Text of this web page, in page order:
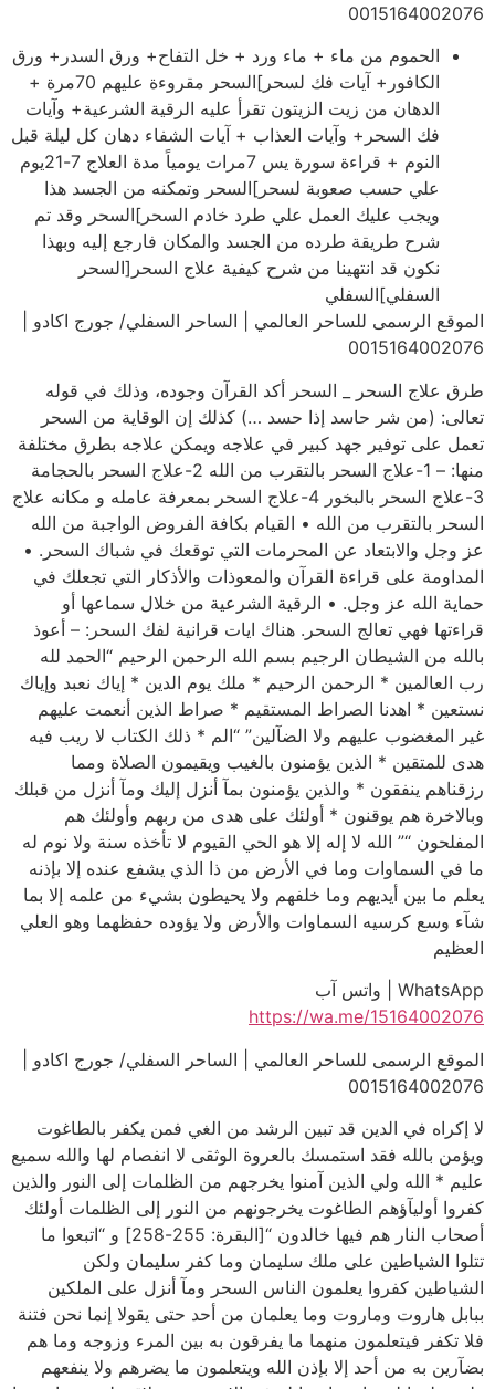
0015164002076
الحموم من ماء + ماء ورد + خل التفاح+ ورق السدر+ ورق
الكافور+ آيات فك لسحر]السحر مقروءة عليهم 70مرة +
الدهان من زيت الزيتون تقرأ عليه الرقية الشرعية+ وآيات
فك السحر+ وآيات العذاب + آيات الشفاء دهان كل ليلة قبل
النوم + قراءة سورة يس 7مرات يومياً مدة العلاج 7-21يوم
علي حسب صعوبة لسحر]السحر وتمكنه من الجسد هذا
ويجب عليك العمل علي طرد خادم السحر]السحر وقد تم
شرح طريقة طرده من الجسد والمكان فارجع إليه وبهذا
نكون قد انتهينا من شرح كيفية علاج السحر[السحر
السفلي]السفلي
الموقع الرسمى للساحر العالمي | الساحر السفلي/ جورج اكادو |
0015164002076
طرق علاج السحر _ السحر أكد القرآن وجوده، وذلك في قوله
تعالى: (من شر حاسد إذا حسد …) كذلك إن الوقاية من السحر
تعمل على توفير جهد كبير في علاجه ويمكن علاجه بطرق مختلفة
منها: – 1-علاج السحر بالتقرب من الله 2-علاج السحر بالحجامة
3-علاج السحر بالبخور 4-علاج السحر بمعرفة عامله و مكانه علاج
السحر بالتقرب من الله • القيام بكافة الفروض الواجبة من الله
عز وجل والابتعاد عن المحرمات التي توقعك في شباك السحر. •
المداومة على قراءة القرآن والمعوذات والأذكار التي تجعلك في
حماية الله عز وجل. • الرقية الشرعية من خلال سماعها أو
قراءتها فهي تعالج السحر. هناك ايات قرانية لفك السحر: – أعوذ
بالله من الشيطان الرجيم بسم الله الرحمن الرحيم “الحمد لله
رب العالمين * الرحمن الرحيم * ملك يوم الدين * إياك نعبد وإياك
نستعين * اهدنا الصراط المستقيم * صراط الذين أنعمت عليهم
غير المغضوب عليهم ولا الضآلين” “الم * ذلك الكتاب لا ريب فيه
هدى للمتقين * الذين يؤمنون بالغيب ويقيمون الصلاة ومما
رزقناهم ينفقون * والذين يؤمنون بمآ أنزل إليك ومآ أنزل من قبلك
وبالاخرة هم يوقنون * أولئك على هدى من ربهم وأولئك هم
المفلحون “” الله لا إله إلا هو الحي القيوم لا تأخذه سنة ولا نوم له
ما في السماوات وما في الأرض من ذا الذي يشفع عنده إلا بإذنه
يعلم ما بين أيديهم وما خلفهم ولا يحيطون بشيء من علمه إلا بما
شآء وسع كرسيه السماوات والأرض ولا يؤوده حفظهما وهو العلي
العظيم
WhatsApp | واتس آب
https://wa.me/15164002076
الموقع الرسمى للساحر العالمي | الساحر السفلي/ جورج اكادو |
0015164002076
لا إكراه في الدين قد تبين الرشد من الغي فمن يكفر بالطاغوت
ويؤمن بالله فقد استمسك بالعروة الوثقى لا انفصام لها والله سميع
عليم * الله ولي الذين آمنوا يخرجهم من الظلمات إلى النور والذين
كفروا أوليآؤهم الطاغوت يخرجونهم من النور إلى الظلمات أولئك
أصحاب النار هم فيها خالدون “[البقرة: 255-258] و “اتبعوا ما
تتلوا الشياطين على ملك سليمان وما كفر سليمان ولكن
الشياطين كفروا يعلمون الناس السحر ومآ أنزل على الملكين
ببابل هاروت وماروت وما يعلمان من أحد حتى يقولا إنما نحن فتنة
فلا تكفر فيتعلمون منهما ما يفرقون به بين المرء وزوجه وما هم
بضآرين به من أحد إلا بإذن الله ويتعلمون ما يضرهم ولا ينفعهم